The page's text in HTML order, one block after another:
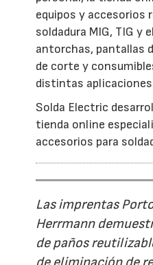
equipos y accesorios
soldadura MIG, TIG y
antorchas, pantallas
de corte y
distintas
Solda Electric
tienda online
accesorios para
Las imprentas
Herrmann
de paños